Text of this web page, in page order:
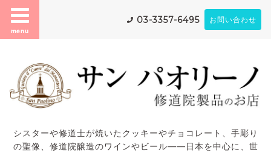
menu
03-3357-6495 お問い合わせ
シスターや修道士が焼いたクッキーやチョコレート、手彫り
の聖像、修道院醸造のワインやビール——日本を中心に、世